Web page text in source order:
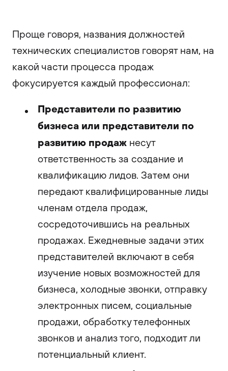
Проще говоря, названия должностей
технических специалистов говорят нам, на
какой части процесса продаж
фокусируется каждый профессионал:
Представители по развитию
бизнеса или представители по
развитию продаж несут
ответственность за создание и
квалификацию лидов. Затем они
передают квалифицированные лиды
членам отдела продаж,
сосредоточившись на реальных
продажах. Ежедневные задачи этих
представителей включают в себя
изучение новых возможностей для
бизнеса, холодные звонки, отправку
электронных писем, социальные
продажи, обработку телефонных
звонков и анализ того, подходит ли
потенциальный клиент.